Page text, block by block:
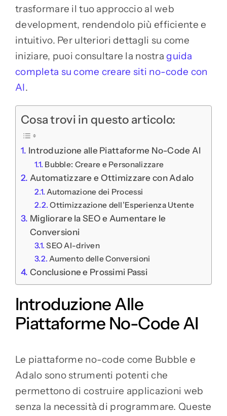
trasformare il tuo approccio al web
development, rendendolo più efficiente e
intuitivo. Per ulteriori dettagli su come
iniziare, puoi consultare la nostraguida
completa su come creare siti no-code con
AI.
Cosa trovi in questo articolo:
Introduzione alle Piattaforme No-Code AI
Bubble: Creare e Personalizzare
Automatizzare e Ottimizzare con Adalo
Automazione dei Processi
Ottimizzazione dell’Esperienza Utente
Migliorare la SEO e Aumentare le
Conversioni
SEO AI-driven
Aumento delle Conversioni
Conclusione e Prossimi Passi
Introduzione Alle
Piattaforme No-Code AI
Le piattaforme no-code come Bubble e
Adalo sono strumenti potenti che
permettono di costruire applicazioni web
senza la necessità di programmare. Queste